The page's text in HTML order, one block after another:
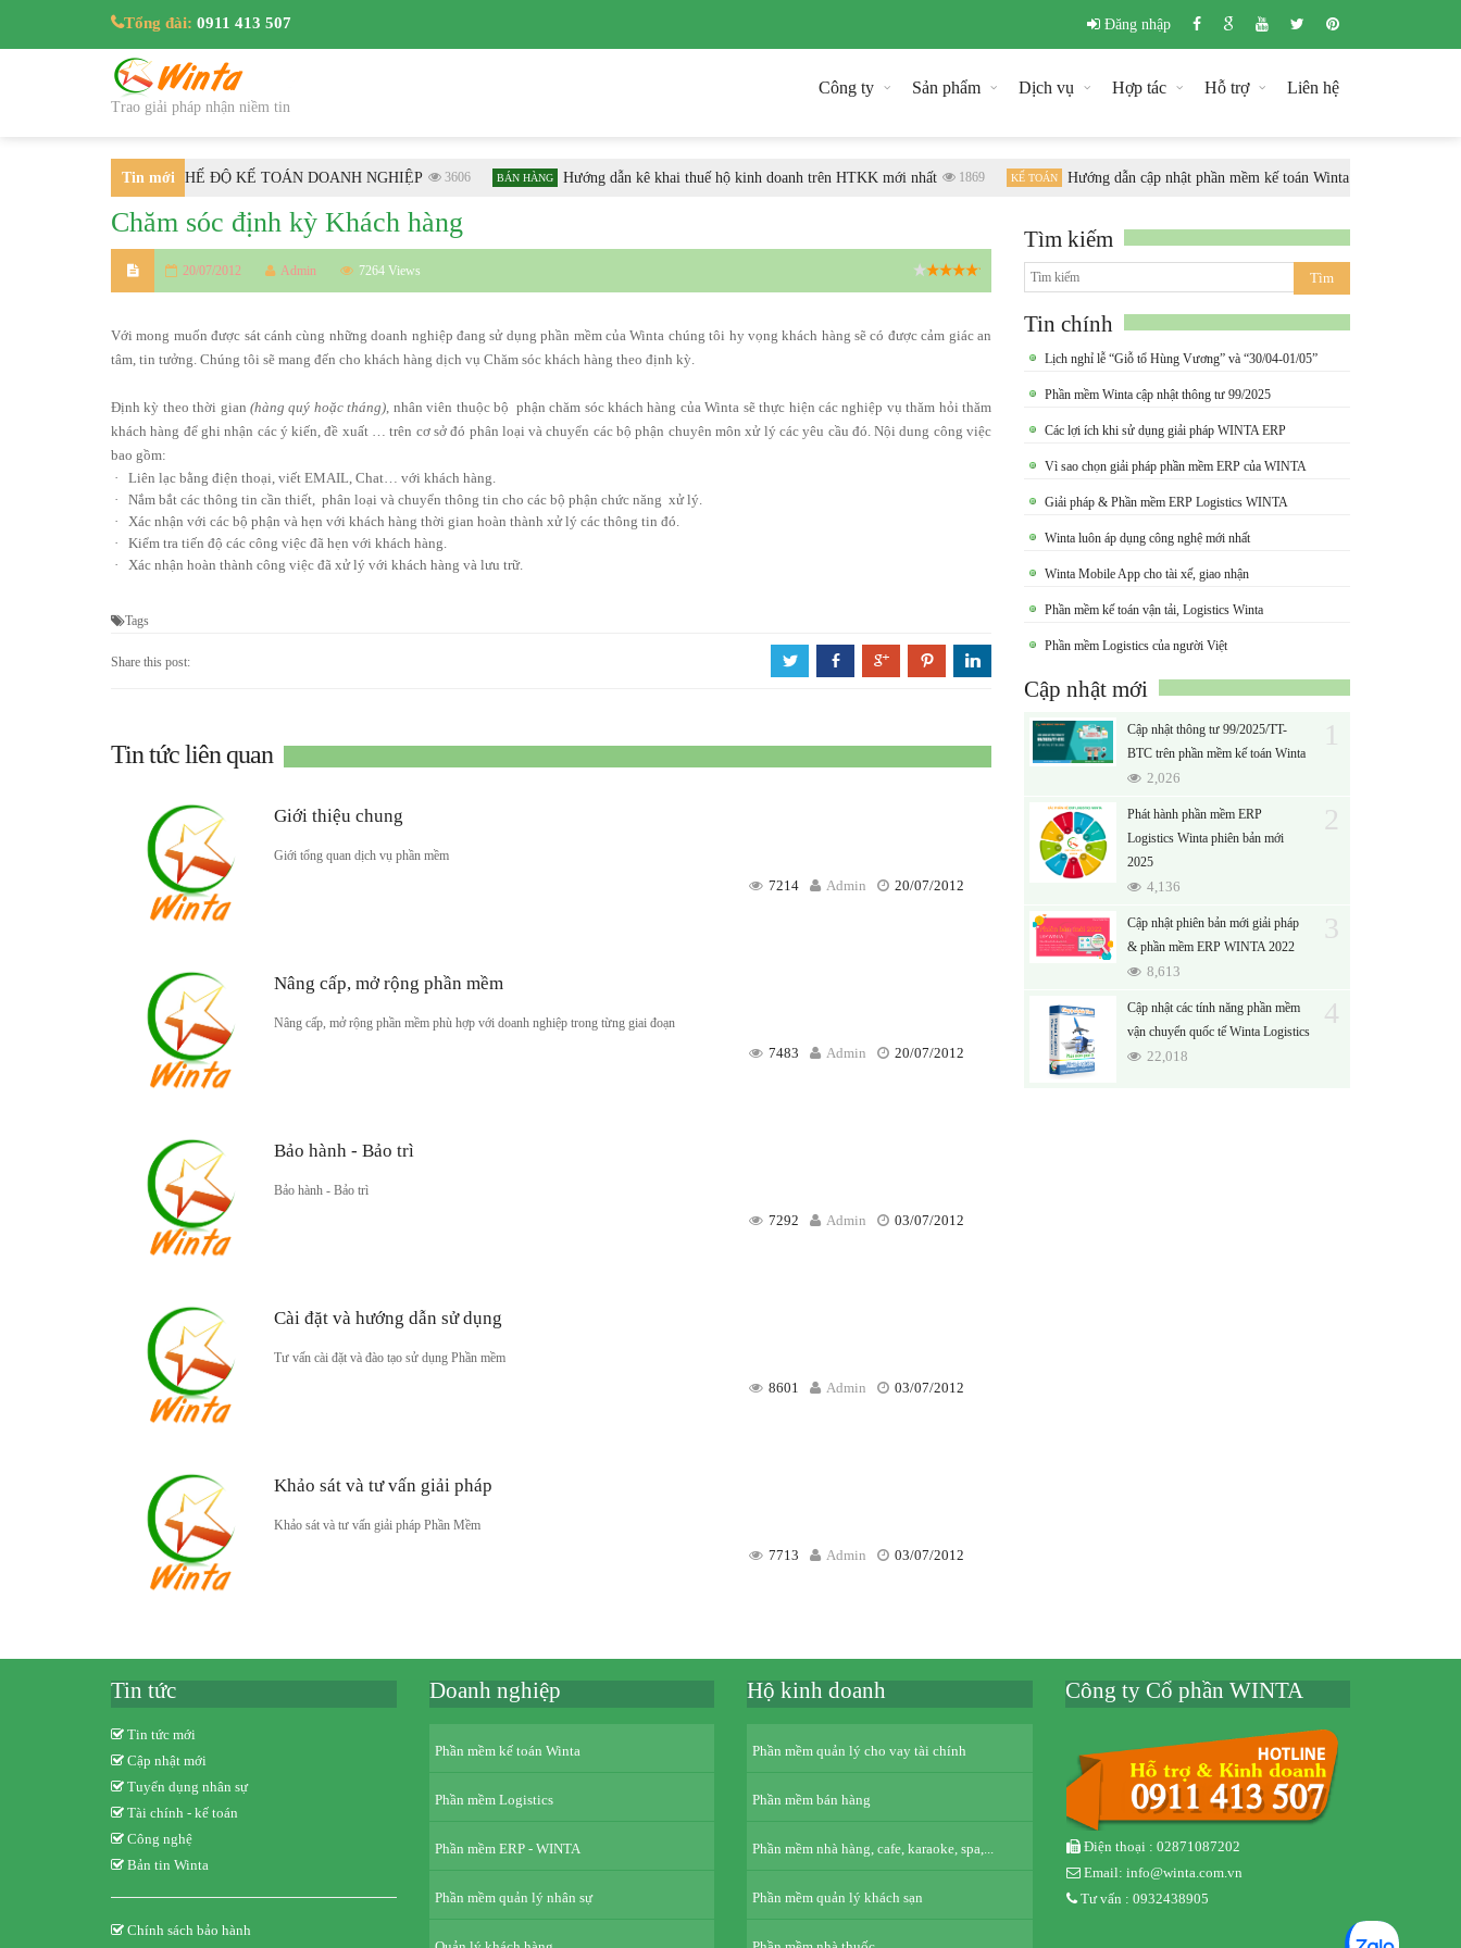
Tổng đài: 0911 413 507 Đăng nhập
Trao giải pháp nhận niềm tin
Công ty Sản phẩm Dịch vụ Hợp tác Hỗ trợ Liên hệ
Tin mới
nhất
TT-BTC HƯỚNG DẪN CHẾ ĐỘ KẾ TOÁN DOANH NGHIỆP 3606 BÁN HÀNG Hướng dẫn kê khai thuế hộ kinh doanh trên HTKK mới nhất 1869 KẾ TOÁN Hướng dẫn cập nhật phần mềm kế toán Winta theo chuẩn
Chăm sóc định kỳ Khách hàng
20/07/2012 Admin
7264 Views
Với mong muốn được sát cánh cùng những doanh nghiệp đang sử dụng phần mềm củaWinta chúng tôi hy vọng khách hàng sẽ có được cảm giác an
tâm, tin tưởng. Chúng tôi sẽ mang đến cho khách hàng dịch vụ Chăm sóc khách hàng theo định kỳ.
Định kỳ theo thời gian(hàng quý hoặc tháng), nhân viên thuộc bộ phận chăm sóc khách hàng củaWinta sẽ thực hiện các nghiệp vụ thăm hỏi thăm
khách hàng để ghi nhận các ý kiến, đề xuất … trên cơ sở đó phân loại và chuyển các bộ phận chuyên môn xử lý các yêu cầu đó. Nội dung công việc
bao gồm:
· Liên lạc bằng điện thoại, viết EMAIL, Chat… với khách hàng.
· Nắm bắt các thông tin cần thiết, phân loại và chuyển thông tin cho các bộ phận chức năng xử lý.
· Xác nhận với các bộ phận và hẹn với khách hàng thời gian hoàn thành xử lý các thông tin đó.
· Kiểm tra tiến độ các công việc đã hẹn với khách hàng.
· Xác nhận hoàn thành công việc đã xử lý với khách hàng và lưu trữ.
Tags
Share this post: a b c d j
Tin tức liên quan
Giới thiệu chung
Giới tổng quan dịch vụ phần mềm
20/07/2012
Admin
7214
Nâng cấp, mở rộng phần mềm
Nâng cấp, mở rộng phần mềm phù hợp với doanh nghiệp trong từng giai đoạn
20/07/2012
Admin
7483
Bảo hành - Bảo trì
Bảo hành - Bảo trì
03/07/2012
Admin
7292
Cài đặt và hướng dẫn sử dụng
Tư vấn cài đặt và đào tạo sử dụng Phần mềm
03/07/2012
Admin
8601
Khảo sát và tư vấn giải pháp
Khảo sát và tư vấn giải pháp Phần Mềm
03/07/2012
Admin
7713
Tìm kiếm
Tin chính
Lịch nghỉ lễ “Giỗ tổ Hùng Vương” và “30/04-01/05”
Phần mềm Winta cập nhật thông tư 99/2025
Các lợi ích khi sử dụng giải pháp WINTA ERP
Vì sao chọn giải pháp phần mềm ERP của WINTA
Giải pháp & Phần mềm ERP Logistics WINTA
Winta luôn áp dụng công nghệ mới nhất
Winta Mobile App cho tài xế, giao nhận
Phần mềm kế toán vận tải, Logistics Winta
Phần mềm Logistics của người Việt
Cập nhật mới
Cập nhật thông tư 99/2025/TT-
BTC trên phần mềm kế toán Winta
2,026
1
Phát hành phần mềm ERP
Logistics Winta phiên bản mới
2025
4,136
2
Cập nhật phiên bản mới giải pháp
& phần mềm ERP WINTA 2022
8,613
3
Cập nhật các tính năng phần mềm
vận chuyển quốc tế Winta Logistics
22,018
4
Tin tức
Tin tức mới
Cập nhật mới
Tuyển dụng nhân sự
Tài chính - kế toán
Công nghệ
Bản tin Winta
Chính sách bảo hành
Doanh nghiệp
Phần mềm kế toán Winta
Phần mềm Logistics
Phần mềm ERP - WINTA
Phần mềm quản lý nhân sự
Hộ kinh doanh
Phần mềm quản lý cho vay tài chính
Phần mềm bán hàng
Phần mềm nhà hàng, cafe, karaoke, spa,...
Phần mềm quản lý khách sạn
Công ty Cổ phần WINTA
Điện thoại : 02871087202
Email: info@winta.com.vn
Tư vấn : 0932438905